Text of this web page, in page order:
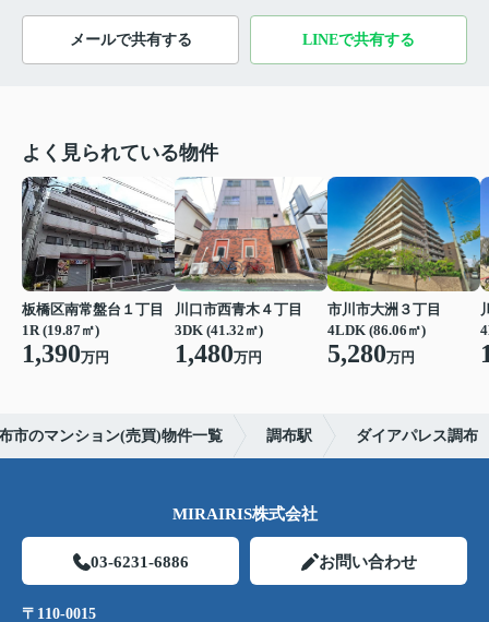
メールで共有する LINEで共有する
よく見られている物件
板橋区南常盤台１丁目
1R (19.87㎡)
1,390万円
川口市西青木４丁目
3DK (41.32㎡)
1,480万円
市川市大洲３丁目
4LDK (86.06㎡)
5,280万円
市のマンション(売買)物件一覧 調布駅 ダイアパレス調布
MIRAIRIS株式会社
03-6231-6886 お問い合わせ
〒110-0015